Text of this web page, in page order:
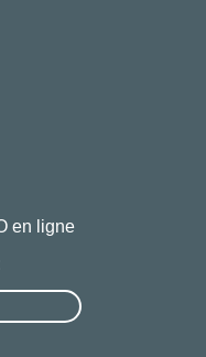
en ligne